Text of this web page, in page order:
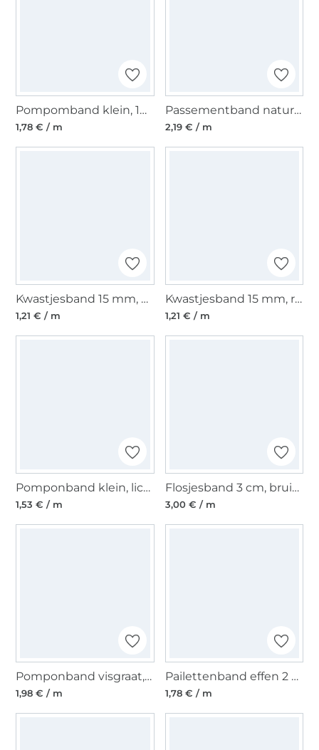
Pompomband klein, 10 mm, turquoise
1,78 € / m
Passementband naturel
2,19 € / m
Kwastjesband 15 mm, petrol
1,21 € / m
Kwastjesband 15 mm, rood
1,21 € / m
Pomponband klein, licht taupe
1,53 € / m
Flosjesband 3 cm, bruin / olijfgroen
3,00 € / m
Pomponband visgraat, donkerblauw
1,98 € / m
Pailettenband effen 2 cm, zilver
1,78 € / m